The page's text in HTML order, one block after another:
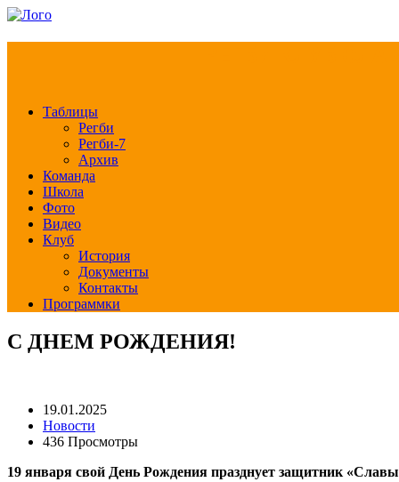
Таблицы
Регби
Регби-7
Архив
Команда
Школа
Фото
Видео
Клуб
История
Документы
Контакты
Программки
С ДНЕМ РОЖДЕНИЯ!
19.01.2025
Новости
436 Просмотры
19 января свой День Рождения празднует защитник